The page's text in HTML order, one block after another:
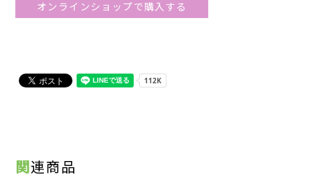
オンラインショップで購入する
関連商品